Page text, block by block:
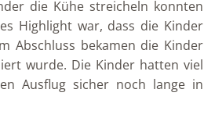
die Kühe streicheln konnten
Highlight war, dass die Kinder
Abschluss bekamen die Kinder
wurde. Die Kinder hatten viel
Ausflug sicher noch lange in